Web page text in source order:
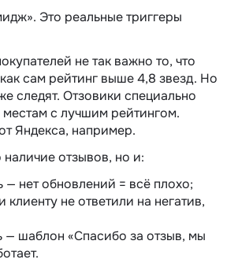
Это реальные триггеры
не так важно то, что
сам рейтинг выше 4,8 звезд. Но
следят. Отзовики специально
с лучшим рейтингом.
Яндекса, например.
отзывов, но и:
— нет обновлений = всё плохо;
клиенту не ответили на негатив,
— шаблон «Спасибо за отзыв, мы